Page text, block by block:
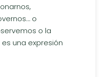
o
o la
una expresión